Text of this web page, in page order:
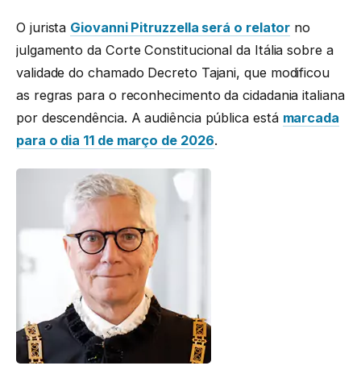
O jurista Giovanni Pitruzzella será o relator no
julgamento da Corte Constitucional da Itália sobre a
validade do chamado Decreto Tajani, que modificou
as regras para o reconhecimento da cidadania italiana
por descendência. A audiência pública está marcada
para o dia 11 de março de 2026.